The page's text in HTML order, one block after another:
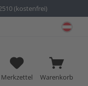
(kostenfrei)
Warenkorb
Merkzettel